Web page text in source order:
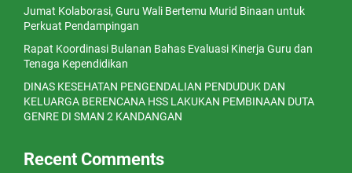
Jumat Kolaborasi, Guru Wali Bertemu Murid Binaan untuk
Perkuat Pendampingan
Rapat Koordinasi Bulanan Bahas Evaluasi Kinerja Guru dan
Tenaga Kependidikan
DINAS KESEHATAN PENGENDALIAN PENDUDUK DAN
KELUARGA BERENCANA HSS LAKUKAN PEMBINAAN DUTA
GENRE DI SMAN 2 KANDANGAN
Recent Comments